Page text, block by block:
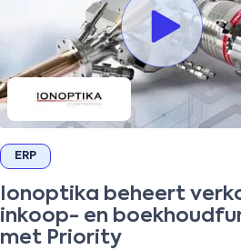
ERP
Ionoptika beheert
inkoop- en
met Priority